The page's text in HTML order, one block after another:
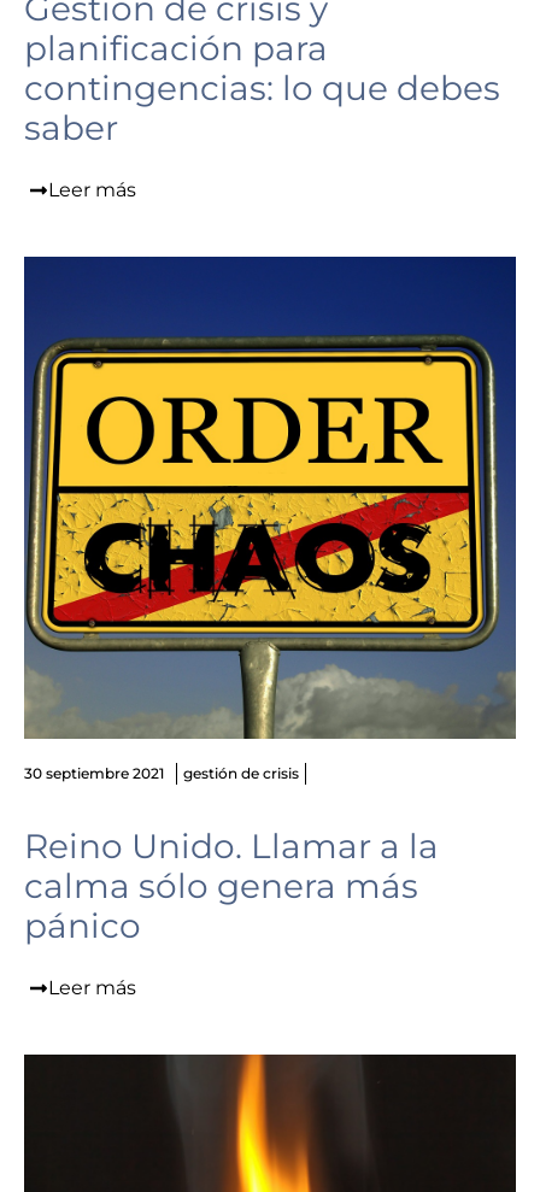
Gestión de crisis y
planificación para
contingencias: lo que debes
saber
Leer más
30 septiembre 2021 gestión de crisis
Reino Unido. Llamar a la
calma sólo genera más
pánico
Leer más